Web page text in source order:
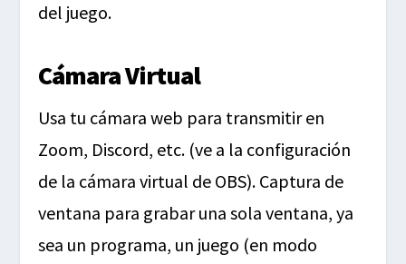
del juego.
Cámara Virtual
Usa tu cámara web para transmitir en
Zoom, Discord, etc. (ve a la configuración
de la cámara virtual de OBS). Captura de
ventana para grabar una sola ventana, ya
sea un programa, un juego (en modo